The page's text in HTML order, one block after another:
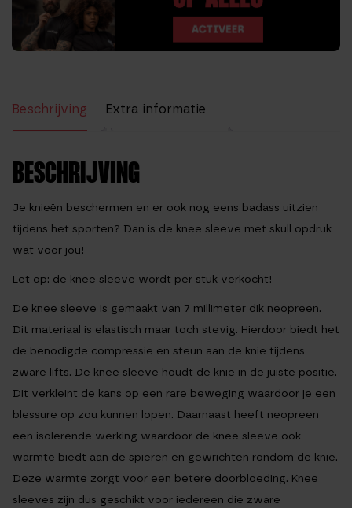
Beschrijving
Extra informatie
BESCHRIJVING
Je knieën beschermen en er ook nog eens badass uitzien
tijdens het sporten? Dan is de knee sleeve met skull opdruk
wat voor jou!
Let op: de knee sleeve wordt per stuk verkocht!
De knee sleeve is gemaakt van 7 millimeter dik neopreen.
Dit materiaal is elastisch maar toch stevig. Hierdoor biedt het
de benodigde compressie en steun aan de knie tijdens
zware lifts. De knee sleeve houdt de knie in de juiste positie.
Dit verkleint de kans op een rare beweging waardoor je een
blessure op zou kunnen lopen. Daarnaast heeft neopreen
een isolerende werking waardoor de knee sleeve ook
warmte biedt aan de spieren en gewrichten rondom de knie.
Deze warmte zorgt voor een betere doorbloeding. Knee
sleeves zijn dus geschikt voor iedereen die zware